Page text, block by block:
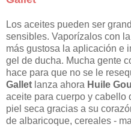
Los aceites pueden ser
sensibles. Vaporízalos con
más gustosa la aplicación e
gel de ducha. Mucha gente
hace para que no se le
Gallet lanza ahora Huile
aceite para cuerpo y cabello
piel seca gracias a su
de albaricoque, cereales -